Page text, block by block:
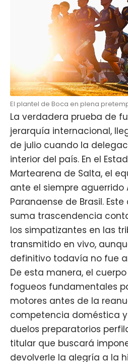
El plantel de Boca en plena
La verdadera prueba de
jerarquía internacional,
de julio cuando la
interior del país. En el
Martearena de Salta, el
ante el siempre aguerrido
Paranaense de Brasil.
suma trascendencia
los simpatizantes en las
transmitido en vivo,
definitivo todavía no fue
De esta manera, el
fogueos fundamentales
motores antes de la
competencia doméstica y
duelos preparatorios
titular que buscará
devolverle la alegría a la